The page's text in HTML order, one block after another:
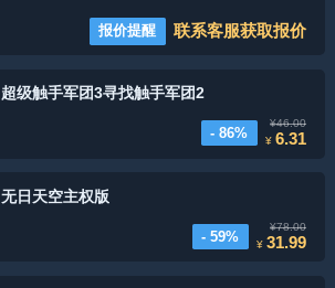
报价提醒 联系客服获取报价
超级触手军团3寻找触手军团2
- 86%
¥46.00
¥6.31
无日天空主权版
- 59%
¥78.00
¥31.99